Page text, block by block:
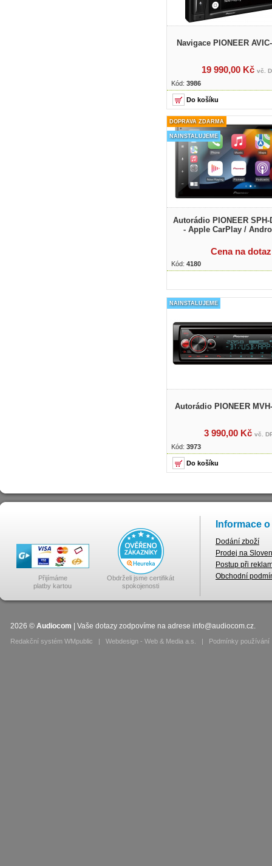
Navigace PIONEER
19 990,00 Kč vč.
Kód: 3986
DOPRAVA ZDARMA
NAINSTALUJEME
Autorádio PIONEER SPH-
- Apple CarPlay /
Cena na dotaz
Kód: 4180
NAINSTALUJEME
Autorádio PIONEER
3 990,00 Kč vč.
Kód: 3973
Přijímáme
platby kartou
Obdrželi jsme certifikát
spokojenosti
Informace
Dodání zboží
Prodej na
Postup při
Obchodní
2026 © Audiocom | Vaše dotazy zodpovíme na adrese info@audiocom.cz.
Redakční systém WMpublic | Webdesign - Web & Media a.s. | Podmínky používání